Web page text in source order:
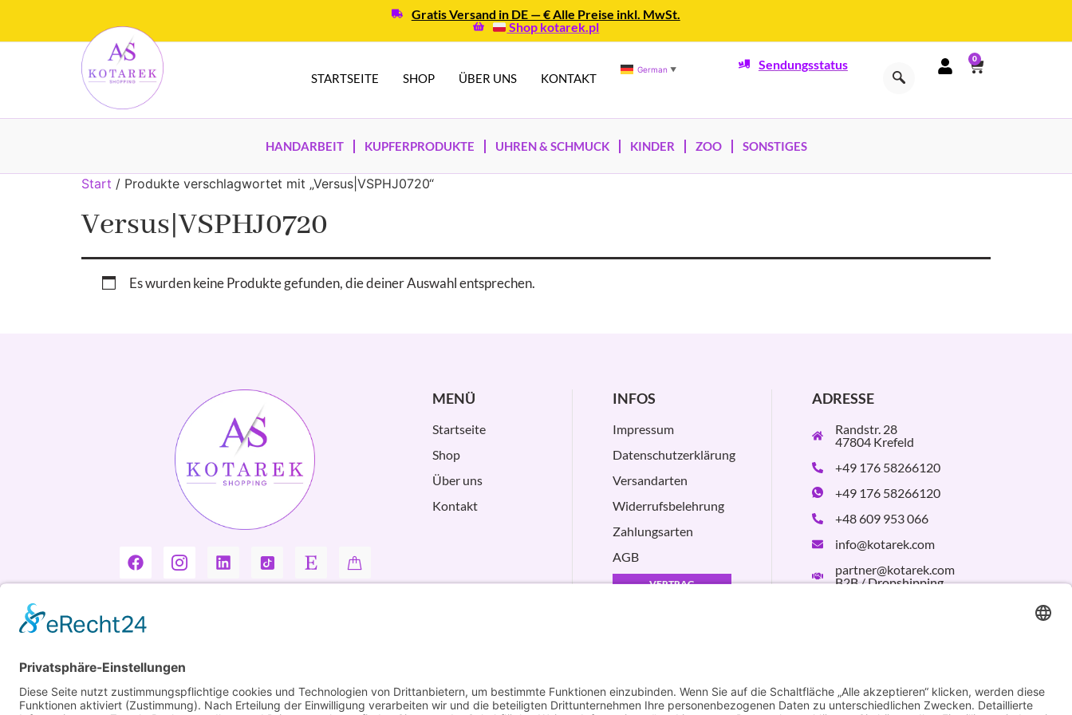
Gratis Versand in DE — € Alle Preise inkl. MwSt.
Shop kotarek.pl
STARTSEITE SHOP ÜBER UNS KONTAKT
German ▼ Sendungsstatus 0
HANDARBEIT KUPFERPRODUKTE UHREN & SCHMUCK KINDER ZOO SONSTIGES
Start / Produkte verschlagwortet mit „Versus|VSPHJ0720“
Versus|VSPHJ0720
Es wurden keine Produkte gefunden, die deiner Auswahl entsprechen.
MENÜ
Startseite
Shop
Über uns
Kontakt
INFOS
Impressum
Datenschutzerklärung
Versandarten
Widerrufsbelehrung
Zahlungsarten
AGB
VERTRAG
ADRESSE
Randstr. 28
47804 Krefeld
+49 176 58266120
+49 176 58266120
+48 609 953 066
info@kotarek.com
partner@kotarek.com
B2B / Dropshipping
Copyright ©2026 Kotarek. All rights reserved. Design byKB WebStudio